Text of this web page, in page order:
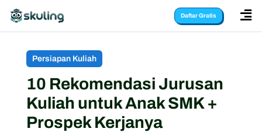
Daftar Gratis 
Persiapan Kuliah
10 Rekomendasi Jurusan
Kuliah untuk Anak SMK +
Prospek Kerjanya